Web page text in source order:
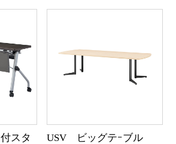
スタ
USV ビッグテｰブル